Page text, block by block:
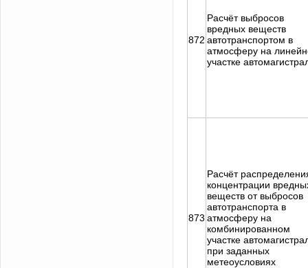
872
Расчёт выбросов
вредных веществ
автотранспортом в
атмосферу на
участке
873
Расчёт
концентрации
веществ от выбросов
автотранспорта в
атмосферу на
комбинированном
участке
при заданных
метеоусловиях